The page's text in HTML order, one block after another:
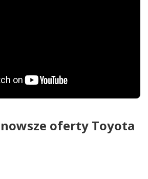
oferty Toyota